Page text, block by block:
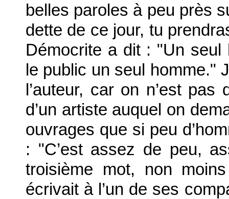
belles paroles à peu près
dette de ce jour, tu
Démocrite a dit : "Un
le public un seul homme."
l’auteur, car on n’est
d’un artiste auquel on
ouvrages que si peu
: "C’est assez de peu,
troisième mot, non
écrivait à l’un de ses